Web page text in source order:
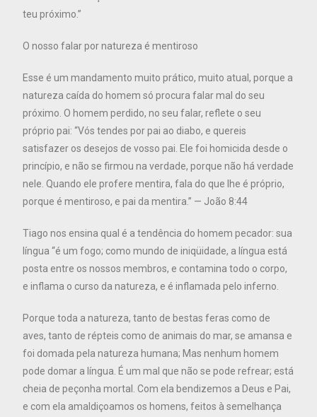
teu próximo.”
O nosso falar por natureza é mentiroso
Esse é um mandamento muito prático, muito atual, porque a
natureza caída do homem só procura falar mal do seu
próximo. O homem perdido, no seu falar, reflete o seu
próprio pai: “Vós tendes por pai ao diabo, e quereis
satisfazer os desejos de vosso pai. Ele foi homicida desde o
princípio, e não se firmou na verdade, porque não há verdade
nele. Quando ele profere mentira, fala do que lhe é próprio,
porque é mentiroso, e pai da mentira.” — João 8:44
Tiago nos ensina qual é a tendência do homem pecador: sua
língua “é um fogo; como mundo de iniqüidade, a língua está
posta entre os nossos membros, e contamina todo o corpo,
e inflama o curso da natureza, e é inflamada pelo inferno.
Porque toda a natureza, tanto de bestas feras como de
aves, tanto de répteis como de animais do mar, se amansa e
foi domada pela natureza humana; Mas nenhum homem
pode domar a língua. É um mal que não se pode refrear; está
cheia de peçonha mortal. Com ela bendizemos a Deus e Pai,
e com ela amaldiçoamos os homens, feitos à semelhança